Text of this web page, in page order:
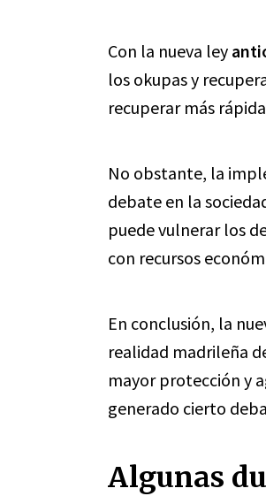
Con la nueva ley
los okupas y
recuperar más
No obstante, la
debate en la
puede vulnerar los
con recursos
En conclusión, la
realidad madrileña
mayor protección y
generado cierto
Algunas